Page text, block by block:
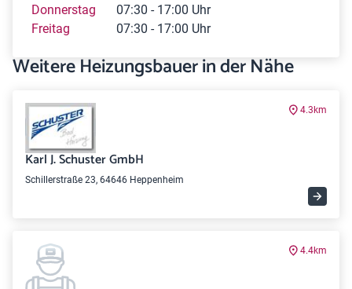
Donnerstag
07:30 - 17:00 Uhr
Freitag
07:30 - 17:00 Uhr
Weitere Heizungsbauer in der Nähe
4.3km
Karl J. Schuster GmbH
Schillerstraße 23, 64646 Heppenheim
4.4km